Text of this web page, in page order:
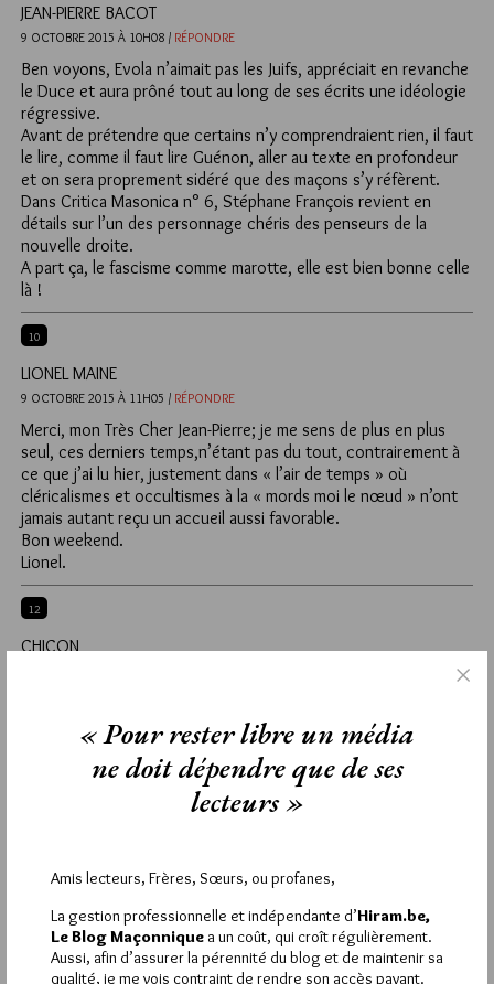
JEAN-PIERRE BACOT
9 OCTOBRE 2015 À 10H08 / RÉPONDRE
Ben voyons, Evola n’aimait pas les Juifs, appréciait en revanche
le Duce et aura prôné tout au long de ses écrits une idéologie
régressive.
Avant de prétendre que certains n’y comprendraient rien, il faut
le lire, comme il faut lire Guénon, aller au texte en profondeur
et on sera proprement sidéré que des maçons s’y réfèrent.
Dans Critica Masonica n° 6, Stéphane François revient en
détails sur l’un des personnage chéris des penseurs de la
nouvelle droite.
A part ça, le fascisme comme marotte, elle est bien bonne celle
là !
10
LIONEL MAINE
9 OCTOBRE 2015 À 11H05 / RÉPONDRE
Merci, mon Très Cher Jean-Pierre; je me sens de plus en plus
seul, ces derniers temps,n’étant pas du tout, contrairement à
ce que j’ai lu hier, justement dans « l’air de temps » où
cléricalismes et occultismes à la « mords moi le nœud » n’ont
jamais autant reçu un accueil aussi favorable.
Bon weekend.
Lionel.
12
CHICON
maconnique sans allusion aucune au fachisme
EMILIUS
9 OCTOBRE 2015 À 20H23 / RÉPONDRE
« Pour rester libre un média
ne doit dépendre que de ses
lecteurs »
Amis lecteurs, Frères, Sœurs, ou profanes,
La gestion professionnelle et indépendante d’Hiram.be,
Le Blog Maçonnique a un coût, qui croît régulièrement.
Aussi, afin d’assurer la pérennité du blog et de maintenir sa
qualité, je me vois contraint de rendre son accès payant.